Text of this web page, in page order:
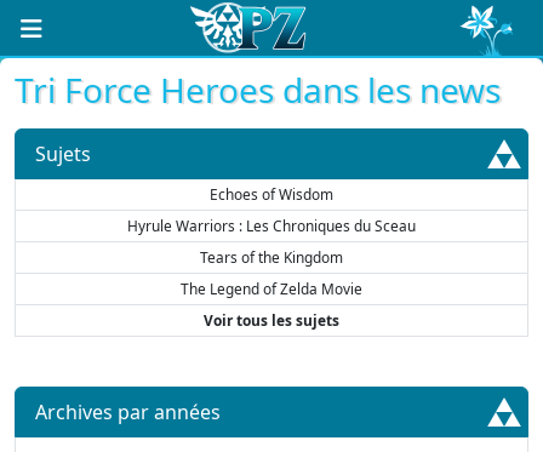
Tri Force Heroes dans les news
Sujets
Echoes of Wisdom
Hyrule Warriors : Les Chroniques du Sceau
Tears of the Kingdom
The Legend of Zelda Movie
Voir tous les sujets
Archives par années